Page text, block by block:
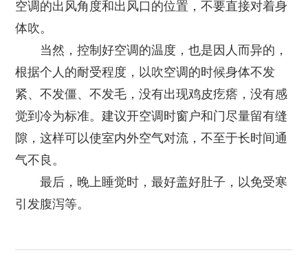
空调的出风角度和出风口的位置，不要直接对着身
体吹。
当然，控制好空调的温度，也是因人而异的，
根据个人的耐受程度，以吹空调的时候身体不发
紧、不发僵、不发毛，没有出现鸡皮疙瘩，没有感
觉到冷为标准。建议开空调时窗户和门尽量留有缝
隙，这样可以使室内外空气对流，不至于长时间通
气不良。
最后，晚上睡觉时，最好盖好肚子，以免受寒
引发腹泻等。